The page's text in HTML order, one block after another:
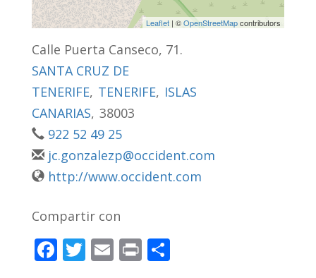
Leaflet | ©OpenStreetMapcontributors
Calle Puerta Canseco, 71.
SANTA CRUZ DE
TENERIFE, TENERIFE, ISLAS
CANARIAS, 38003
922 52 49 25
jc.gonzalezp@occident.com
http://www.occident.com
Compartir con
F
ac
T
w
E
m
Pr
in
C